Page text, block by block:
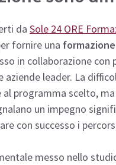
da Sole 24 ORE
fornire una
in collaborazione con
aziende leader. La
al programma scelto,
un impegno
con successo i
messo nello